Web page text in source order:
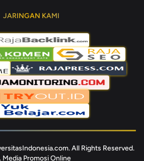
JARINGAN KAMI
All Rights Reserved.
Media Promosi Online